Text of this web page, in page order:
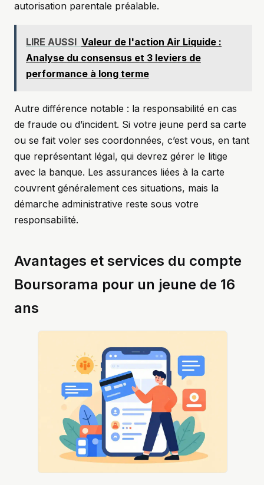
autorisation parentale préalable.
LIRE AUSSI Valeur de l'action Air Liquide :
Analyse du consensus et 3 leviers de
performance à long terme
Autre différence notable : la responsabilité en cas
de fraude ou d’incident. Si votre jeune perd sa carte
ou se fait voler ses coordonnées, c’est vous, en tant
que représentant légal, qui devrez gérer le litige
avec la banque. Les assurances liées à la carte
couvrent généralement ces situations, mais la
démarche administrative reste sous votre
responsabilité.
Avantages et services du compte
Boursorama pour un jeune de 16
ans